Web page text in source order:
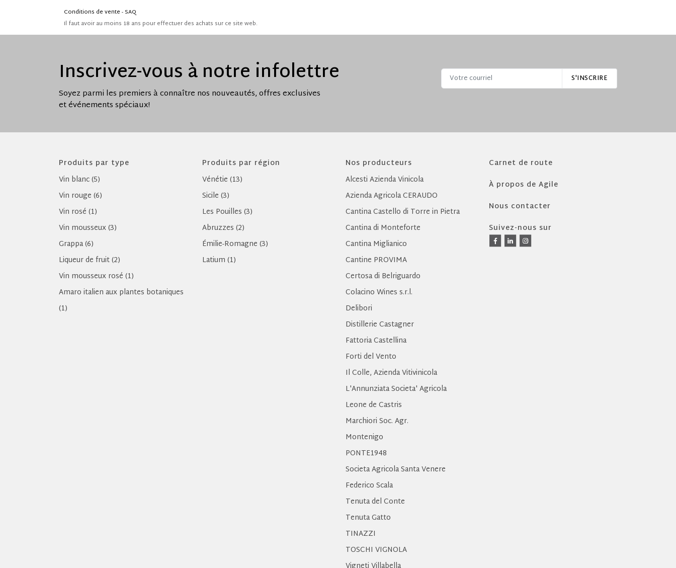
Conditions de vente - SAQ
Il faut avoir au moins 18 ans pour effectuer des achats sur ce site web.
Inscrivez-vous à notre infolettre
Soyez parmi les premiers à connaître nos nouveautés, offres exclusives
et événements spéciaux!
S'INSCRIRE
Produits par type
Vin blanc (5)
Vin rouge (6)
Vin rosé (1)
Vin mousseux (3)
Grappa (6)
Liqueur de fruit (2)
Vin mousseux rosé (1)
Amaro italien aux plantes botaniques
(1)
Produits par région
Vénétie (13)
Sicile (3)
Les Pouilles (3)
Abruzzes (2)
Émilie-Romagne (3)
Latium (1)
Nos producteurs
Alcesti Azienda Vinicola
Azienda Agricola CERAUDO
Cantina Castello di Torre in Pietra
Cantina di Monteforte
Cantina Miglianico
Cantine PROVIMA
Certosa di Belriguardo
Colacino Wines s.r.l.
Delibori
Distillerie Castagner
Fattoria Castellina
Forti del Vento
Il Colle, Azienda Vitivinicola
L'Annunziata Societa' Agricola
Leone de Castris
Marchiori Soc. Agr.
Montenigo
PONTE1948
Societa Agricola Santa Venere
Federico Scala
Tenuta del Conte
Tenuta Gatto
TINAZZI
TOSCHI VIGNOLA
Carnet de route
À propos de Agile
Nous contacter
Suivez-nous sur